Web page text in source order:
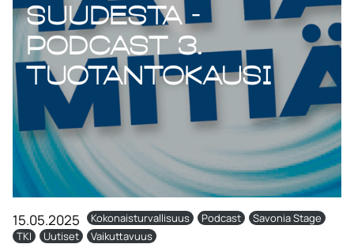
suudesta -
podcast 3.
tuotantokausi
15.05.2025 Kokonaisturvallisuus Podcast
Savonia Stage
TKI
Uutiset Vaikuttavuus